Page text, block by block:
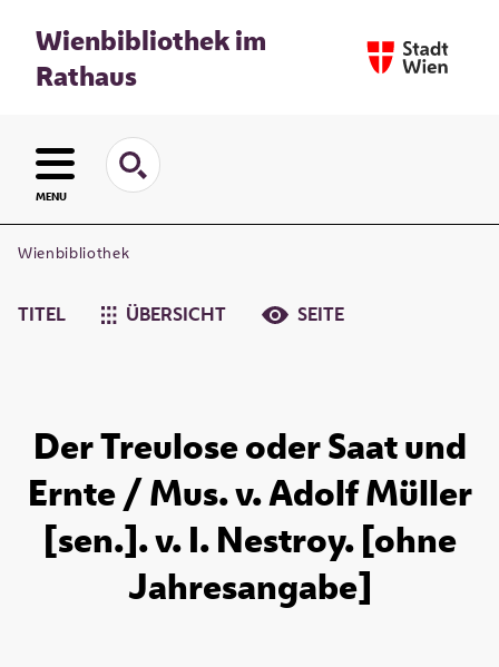
Wienbibliothek im
Rathaus
MENU
Wienbibliothek
TITEL ÜBERSICHT SEITE
Der Treulose oder Saat und
Ernte / Mus. v. Adolf Müller
[sen.]. v. I. Nestroy. [ohne
Jahresangabe]